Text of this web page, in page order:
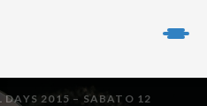
2015 – SABATO 12